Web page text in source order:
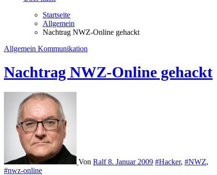
Startseite
Allgemein
Nachtrag NWZ-Online gehackt
Allgemein Kommunikation
Nachtrag NWZ-Online gehackt
Von Ralf8. Januar 2009 #Hacker, #NWZ,
#nwz-online